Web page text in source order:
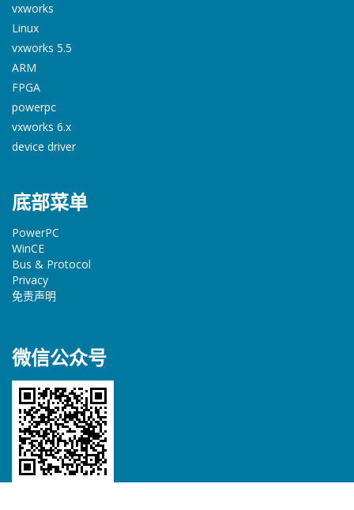
vxworks
Linux
vxworks 5.5
ARM
FPGA
powerpc
vxworks 6.x
device driver
底部菜单
PowerPC
WinCE
Bus & Protocol
Privacy
免责声明
微信公众号